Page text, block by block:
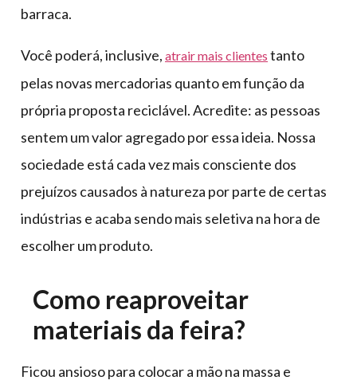
barraca.
Você poderá, inclusive, atrair mais clientes tanto
pelas novas mercadorias quanto em função da
própria proposta reciclável. Acredite: as pessoas
sentem um valor agregado por essa ideia. Nossa
sociedade está cada vez mais consciente dos
prejuízos causados à natureza por parte de certas
indústrias e acaba sendo mais seletiva na hora de
escolher um produto.
Como reaproveitar
materiais da feira?
Ficou ansioso para colocar a mão na massa e